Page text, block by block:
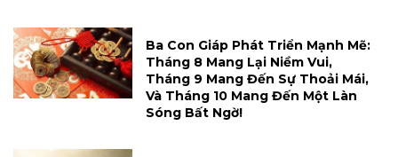
Ba Con Giáp Phát Triển Mạnh Mẽ:
Tháng 8 Mang Lại Niềm Vui,
Tháng 9 Mang Đến Sự Thoải Mái,
Và Tháng 10 Mang Đến Một Làn
Sóng Bất Ngờ!